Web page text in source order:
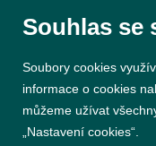
Souhlas se
Soubory cookies
informace o cookies
můžeme užívat
„Nastavení cookies“.